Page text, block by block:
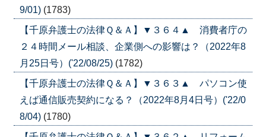
9/01) (1783)
【千原弁護士の法律Ｑ＆Ａ】▼３６４▲ 消費者庁の
２４時間メール相談、企業側への影響は？（2022年8
月25日号）('22/08/25) (1782)
【千原弁護士の法律Ｑ＆Ａ】▼３６３▲ パソコン使
えば通信販売契約になる？（2022年8月4日号）('22/0
8/04) (1780)